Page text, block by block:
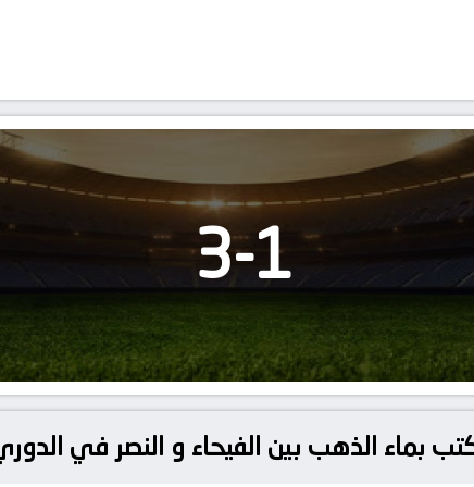
1
-
3
بماء الذهب بين الفيحاء و النصر في